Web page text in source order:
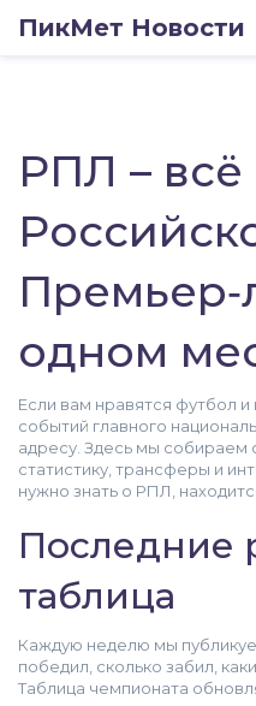
ПикМет Новости
РПЛ – всё
одном
Если вам нравятся футбол и
событий главного
адресу. Здесь мы собираем
статистику, трансферы и
нужно знать о РПЛ,
Последние
таблица
Каждую неделю мы
победил, сколько забил,
Таблица чемпионата